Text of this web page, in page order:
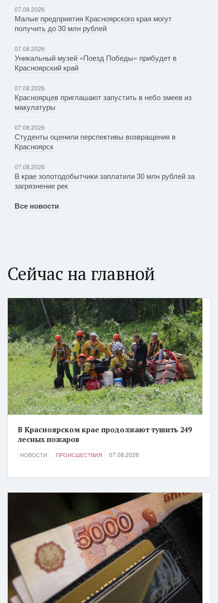
07.08.2026
Малые предприятия Красноярского края могут
получить до 30 млн рублей
07.08.2026
Уникальный музей «Поезд Победы» прибудет в
Красноярский край
07.08.2026
Красноярцев приглашают запустить в небо змеев из
макулатуры
07.08.2026
Студенты оценили перспективы возвращения в
Красноярск
07.08.2026
В крае золотодобытчики заплатили 30 млн рублей за
загрязнение рек
Все новости
Сейчас на главной
В Красноярском крае продолжают тушить 249
лесных пожаров
НОВОСТИ ПРОИСШЕСТВИЯ 07.08.2026